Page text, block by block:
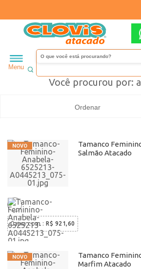
Menu
anabela
Você procurou por:
Ordenar
Tamanco
Salmão Atacado
Caixa com : R$ 921,60
Tamanco
Marfim Atacado